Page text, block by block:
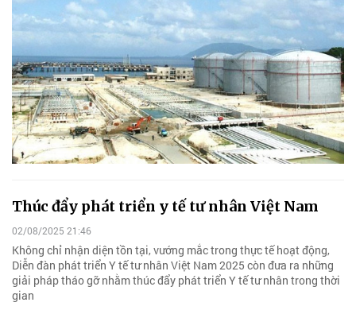
Thúc đẩy phát triển y tế tư nhân Việt Nam
02/08/2025 21:46
Không chỉ nhận diện tồn tại, vướng mắc trong thực tế hoạt động,
Diễn đàn phát triển Y tế tư nhân Việt Nam 2025 còn đưa ra những
giải pháp tháo gỡ nhằm thúc đẩy phát triển Y tế tư nhân trong thời
gian